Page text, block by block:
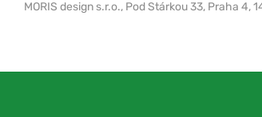
MORIS design s.r.o., Pod Stárkou 33, Praha 4,